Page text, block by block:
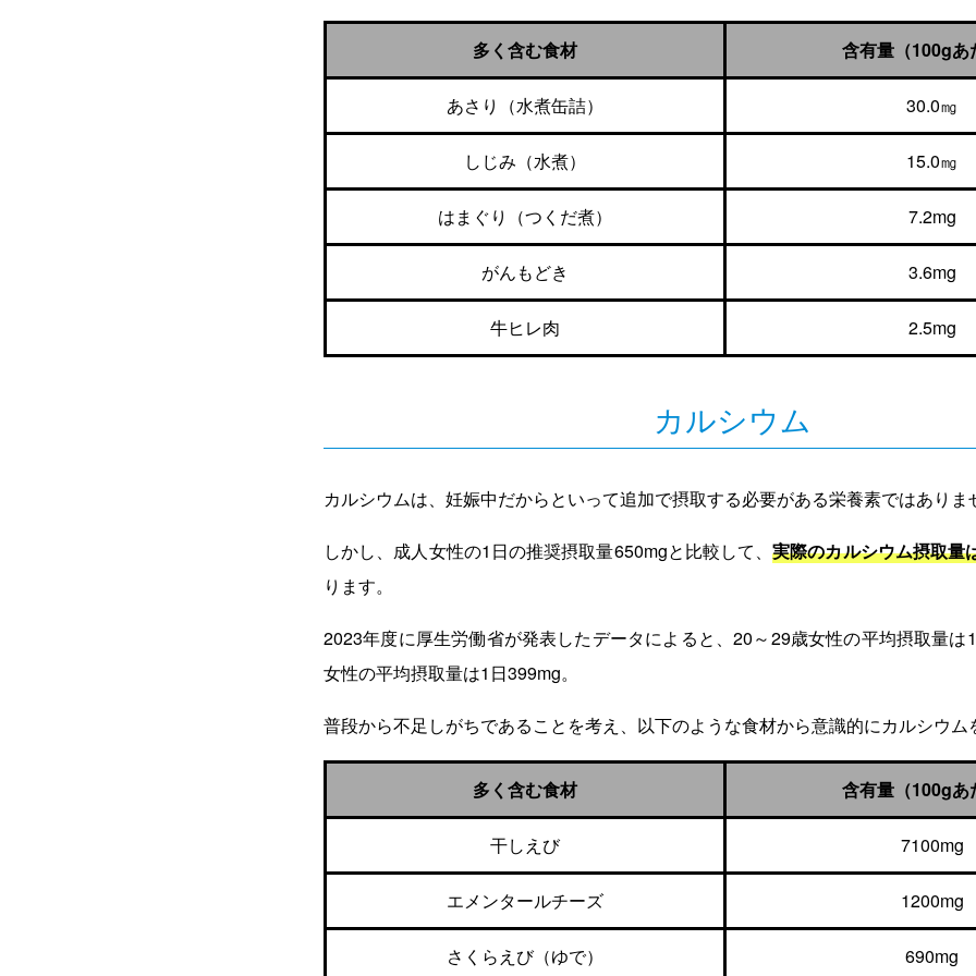
多く含む食材 含有量（100gあ
あさり（水煮缶詰） 30.0㎎
しじみ（水煮） 15.0㎎
はまぐり（つくだ煮） 7.2mg
がんもどき 3.6mg
牛ヒレ肉 2.5mg
カルシウム
カルシウムは、妊娠中だからといって追加で摂取する必要がある栄養素ではありま
しかし、成人女性の1日の推奨摂取量650mgと比較して、実際のカルシウム摂取量
ります。
2023年度に厚生労働省が発表したデータによると、20～29歳女性の平均摂取量は
女性の平均摂取量は1日399mg。
普段から不足しがちであることを考え、以下のような食材から意識的にカルシウ
多く含む食材 含有量（100gあ
干しえび 7100mg
エメンタールチーズ 1200mg
さくらえび（ゆで） 690mg